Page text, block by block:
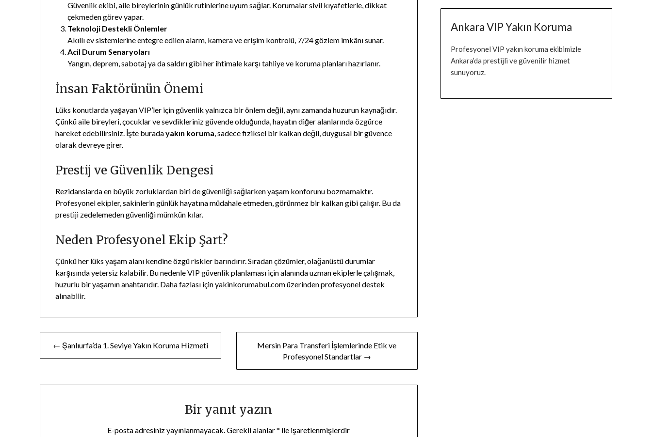
Güvenlik ekibi, aile bireylerinin günlük rutinlerine uyum sağlar. Korumalar sivil kıyafetlerle, dikkat
çekmeden görev yapar.
Teknoloji Destekli Önlemler
Akıllı ev sistemlerine entegre edilen alarm, kamera ve erişim kontrolü, 7/24 gözlem imkânı sunar.
Acil Durum Senaryoları
Yangın, deprem, sabotaj ya da saldırı gibi her ihtimale karşı tahliye ve koruma planları hazırlanır.
İnsan Faktörünün Önemi
Lüks konutlarda yaşayan VIP’ler için güvenlik yalnızca bir önlem değil, aynı zamanda huzurun kaynağıdır.
Çünkü aile bireyleri, çocuklar ve sevdikleriniz güvende olduğunda, hayatın diğer alanlarında özgürce
hareket edebilirsiniz. İşte buradayakın koruma, sadece fiziksel bir kalkan değil, duygusal bir güvence
olarak devreye girer.
Prestij ve Güvenlik Dengesi
Rezidanslarda en büyük zorluklardan biri de güvenliği sağlarken yaşam konforunu bozmamaktır.
Profesyonel ekipler, sakinlerin günlük hayatına müdahale etmeden, görünmez bir kalkan gibi çalışır. Bu da
prestiji zedelemeden güvenliği mümkün kılar.
Neden Profesyonel Ekip Şart?
Çünkü her lüks yaşam alanı kendine özgü riskler barındırır. Sıradan çözümler, olağanüstü durumlar
karşısında yetersiz kalabilir. Bu nedenle VIP güvenlik planlaması için alanında uzman ekiplerle çalışmak,
huzurlu bir yaşamın anahtarıdır. Daha fazlası içinyakinkorumabul.comüzerinden profesyonel destek
alınabilir.
Yazı
gezinmesi
← Şanlıurfa’da 1. Seviye Yakın Koruma Hizmeti
Mersin Para Transferi İşlemlerinde Etik ve
Profesyonel Standartlar →
Bir yanıt yazın
E-posta adresiniz yayınlanmayacak.Gerekli alanlar* ile işaretlenmişlerdir
Ankara VIP Yakın Koruma
Profesyonel VIP yakın koruma ekibimizle
Ankara’da prestijli ve güvenilir hizmet
sunuyoruz.